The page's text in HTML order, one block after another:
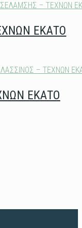
ΕΚΑΤΟ
ΕΚΑΤΟ